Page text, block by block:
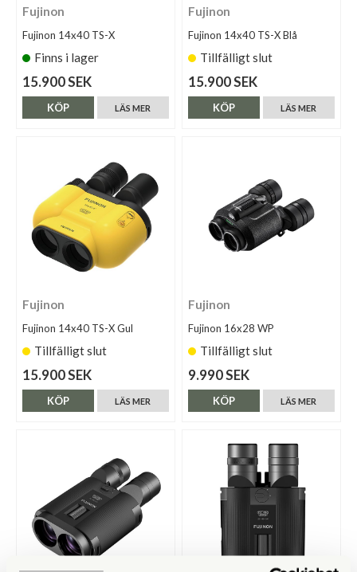
Fujinon
Fujinon 14x40 TS-X
Finns i lager
15.900 SEK
LÄS MER
KÖP
Fujinon
Fujinon 14x40 TS-X Blå
Tillfälligt slut
15.900 SEK
LÄS MER
KÖP
Fujinon
Fujinon 14x40 TS-X Gul
Tillfälligt slut
15.900 SEK
LÄS MER
KÖP
Fujinon
Fujinon 16x28 WP
Tillfälligt slut
9.990 SEK
LÄS MER
KÖP